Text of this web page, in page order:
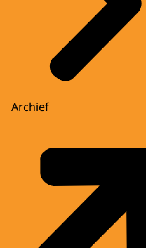
Archief